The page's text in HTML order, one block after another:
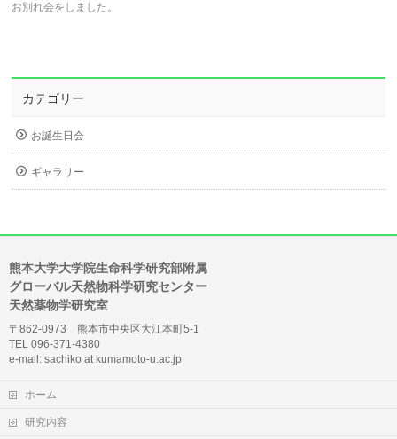
お別れ会をしました。
カテゴリー
お誕生日会
ギャラリー
熊本大学大学院生命科学研究部附属
グローバル天然物科学研究センター
天然薬物学研究室
〒862-0973 熊本市中央区大江本町5-1
TEL 096-371-4380
e-mail: sachiko at kumamoto-u.ac.jp
ホーム
研究内容